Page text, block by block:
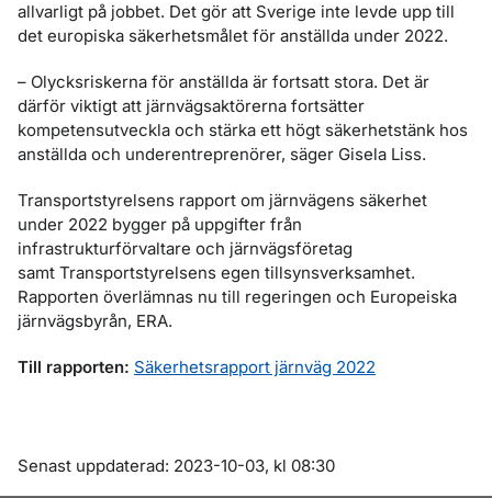
allvarligt på jobbet. Det gör att Sverige inte levde upp till
det europiska säkerhetsmålet för anställda under 2022.
– Olycksriskerna för anställda är fortsatt stora. Det är
därför viktigt att järnvägsaktörerna fortsätter
kompetensutveckla och stärka ett högt säkerhetstänk hos
anställda och underentreprenörer, säger Gisela Liss.
Transportstyrelsens rapport om järnvägens säkerhet
under 2022 bygger på uppgifter från
infrastrukturförvaltare och järnvägsföretag
samt Transportstyrelsens egen tillsynsverksamhet.
Rapporten överlämnas nu till regeringen och Europeiska
järnvägsbyrån, ERA.
Till rapporten: Säkerhetsrapport järnväg 2022
Om sidan
Senast uppdaterad: 2023-10-03, kl 08:30